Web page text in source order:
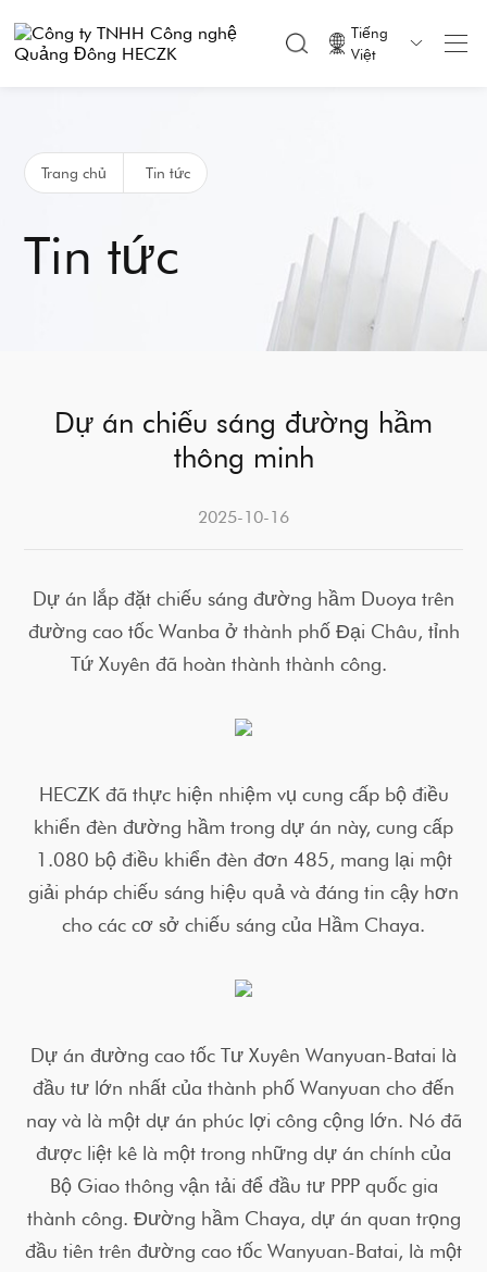
Tiếng
Việt

Trang chủ Tin tức
Tin tức
Dự án chiếu sáng đường hầm
thông minh
2025-10-16
Dự án lắp đặt chiếu sáng đường hầm Duoya trên
đường cao tốc Wanba ở thành phố Đại Châu, tỉnh
Tứ Xuyên đã hoàn thành thành công.
HECZK đã thực hiện nhiệm vụ cung cấp bộ điều
khiển đèn đường hầm trong dự án này, cung cấp
1.080 bộ điều khiển đèn đơn 485, mang lại một
giải pháp chiếu sáng hiệu quả và đáng tin cậy hơn
cho các cơ sở chiếu sáng của Hầm Chaya.
Dự án đường cao tốc Tư Xuyên Wanyuan-Batai là
đầu tư lớn nhất của thành phố Wanyuan cho đến
nay và là một dự án phúc lợi công cộng lớn. Nó đã
được liệt kê là một trong những dự án chính của
Bộ Giao thông vận tải để đầu tư PPP quốc gia
thành công. Đường hầm Chaya, dự án quan trọng
đầu tiên trên đường cao tốc Wanyuan-Batai, là một